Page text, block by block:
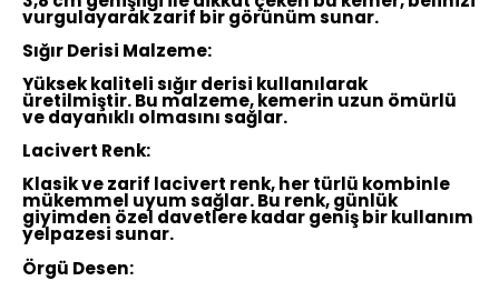
vurgulayarak zarif bir görünüm sunar.
Sığır Derisi Malzeme:
Yüksek kaliteli sığır derisi kullanılarak
üretilmiştir. Bu malzeme, kemerin uzun ömürlü
ve dayanıklı olmasını sağlar.
Lacivert Renk:
Klasik ve zarif lacivert renk, her türlü kombinle
mükemmel uyum sağlar. Bu renk, günlük
giyimden özel davetlere kadar geniş bir kullanım
yelpazesi sunar.
Örgü Desen: